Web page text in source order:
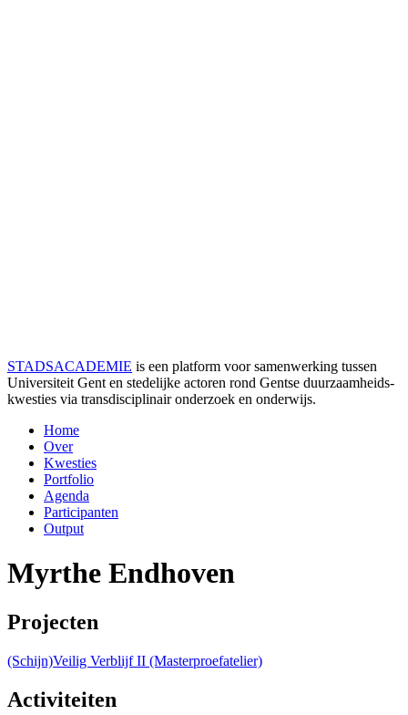
STADSACADEMIE is een platform voor samenwerking tussen
Universiteit Gent en stedelijke actoren rond Gentse duurzaamheids­
kwesties via transdisciplinair onderzoek en onderwijs.
Home
Over
Kwesties
Portfolio
Agenda
Participanten
Output
Myrthe Endhoven
Projecten
(Schijn)Veilig Verblijf II (Masterproefatelier)
Activiteiten